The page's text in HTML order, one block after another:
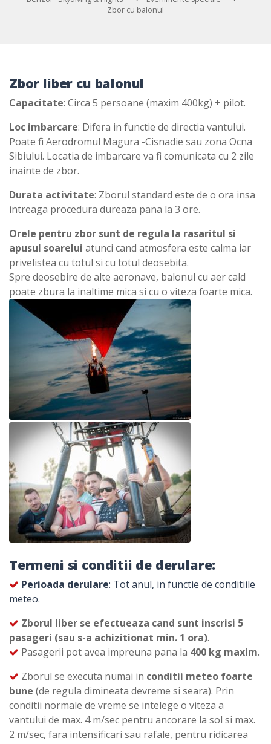
Zbor cu balonul
Zbor liber cu balonul
Capacitate: Circa 5 persoane (maxim 400kg) + pilot.
Loc imbarcare: Difera in functie de directia vantului.
Poate fi Aerodromul Magura -Cisnadie sau zona Ocna
Sibiului. Locatia de imbarcare va fi comunicata cu 2 zile
inainte de zbor.
Durata activitate: Zborul standard este de o ora insa
intreaga procedura dureaza pana la 3 ore.
Orele pentru zbor sunt de regula la rasaritul si
apusul soarelui atunci cand atmosfera este calma iar
privelistea cu totul si cu totul deosebita.
Spre deosebire de alte aeronave, balonul cu aer cald
poate zbura la inaltime mica si cu o viteza foarte mica.
Termeni si conditii de derulare:
Perioada derulare: Tot anul, in functie de conditiile
meteo.
Zborul liber se efectueaza cand sunt inscrisi 5
pasageri (sau s-a achizitionat min. 1 ora).
Pasagerii pot avea impreuna pana la 400 kg maxim.
Zborul se executa numai in conditii meteo foarte
bune (de regula dimineata devreme si seara). Prin
conditii normale de vreme se intelege o viteza a
vantului de max. 4 m/sec pentru ancorare la sol si max.
2 m/sec, fara intensificari sau rafale, pentru ridicarea